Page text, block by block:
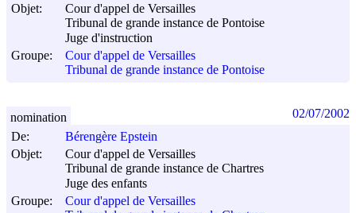
Objet:
Cour d'appel de Versailles
Tribunal de grande instance de Pontoise
Juge d'instruction
Groupe:
Cour d'appel de Versailles
Tribunal de grande instance de Pontoise
De:
Bérengère Epstein
Objet:
Cour d'appel de Versailles
Tribunal de grande instance de Chartres
Juge des enfants
Groupe:
Cour d'appel de Versailles
nomination 02/07/2002